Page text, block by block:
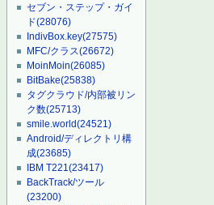
セブン・ステップ・ガイ
ド(28076)
IndivBox.key(27575)
MFC/クラス(26672)
MoinMoin(26085)
BitBake(25838)
タグクラウド/内部被リン
ク数(25713)
smile.world(24521)
Android/ディレクトリ構
成(23685)
IBM T221(23417)
BackTrack/ツール
(23200)